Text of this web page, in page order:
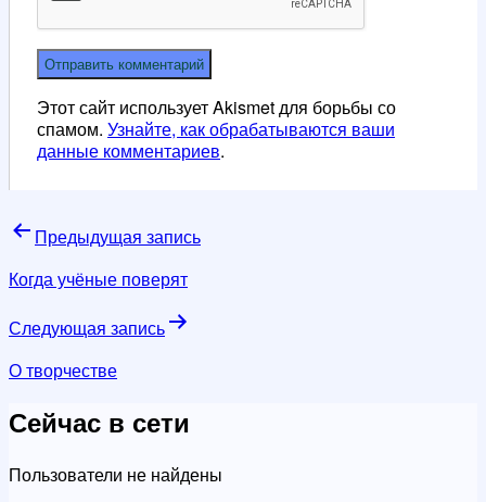
Этот сайт использует Akismet для борьбы со
спамом. Узнайте, как обрабатываются ваши
данные комментариев.
Навигация
по
Предыдущая запись
Когда учёные поверят
Следующая запись
О творчестве
Сейчас в сети
Пользователи не найдены